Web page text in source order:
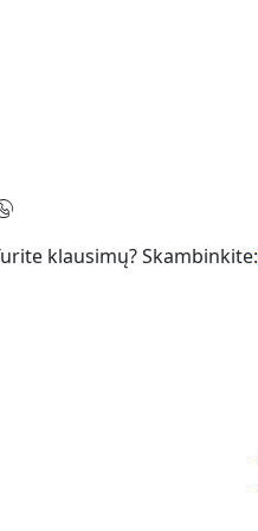
klausimų? Skambinkite: